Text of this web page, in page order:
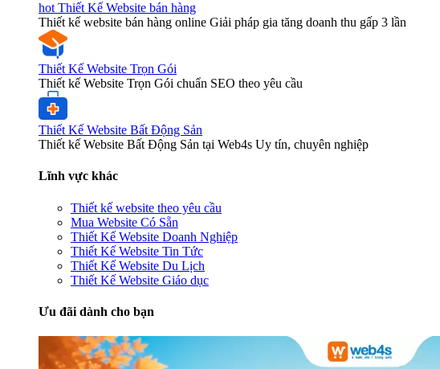
hot Thiết Kế Website bán hàng
Thiết kế website bán hàng online Giải pháp gia tăng doanh thu gấp 3 lần
Thiết Kế Website Trọn Gói
Thiết kế Website Trọn Gói chuẩn SEO theo yêu cầu
Thiết Kế Website Bất Động Sản
Thiết kế Website Bất Động Sản tại Web4s Uy tín, chuyên nghiệp
Lĩnh vực khác
Thiết kế website theo yêu cầu
Mua Website Có Sẵn
Thiết Kế Website Doanh Nghiệp
Thiết Kế Website Tin Tức
Thiết Kế Website Du Lịch
Thiết Kế Website Giáo dục
Ưu đãi dành cho bạn